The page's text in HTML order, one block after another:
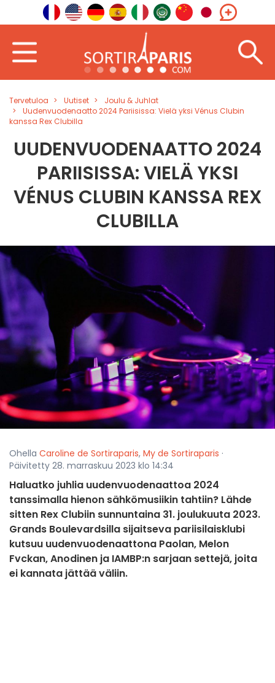
Tervetuloa Uutiset
Joulu & Juhlat
Uudenvuodenaatto 2024 Pariisissa: Vielä yksi Vénus Clubin
kanssa Rex Clubilla
UUDENVUODENAATTO 2024
PARIISISSA: VIELÄ YKSI
VÉNUS CLUBIN KANSSA REX
CLUBILLA
Ohella Caroline de Sortiraparis, My de Sortiraparis ·
Päivitetty 28. marraskuu 2023 klo 14:34
Haluatko juhlia uudenvuodenaattoa 2024
tanssimalla hienon sähkömusiikin tahtiin? Lähde
sitten Rex Clubiin sunnuntaina 31. joulukuuta 2023.
Grands Boulevardsilla sijaitseva pariisilaisklubi
kutsuu uudenvuodenaattona Paolan, Melon
Fvckan, Anodinen ja IAMBP:n sarjaan settejä, joita
ei kannata jättää väliin.